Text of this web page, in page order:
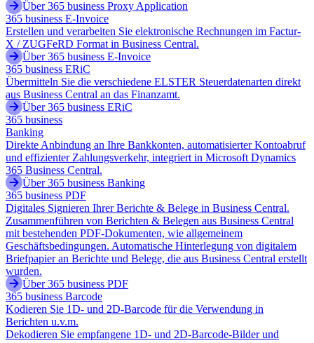
Über 365 business Proxy Application
365 business E-Invoice
Erstellen und verarbeiten Sie elektronische Rechnungen im Factur-
X / ZUGFeRD Format in Business Central.
Über 365 business E-Invoice
365 business ERiC
Übermitteln Sie die verschiedene ELSTER Steuerdatenarten direkt
aus Business Central an das Finanzamt.
Über 365 business ERiC
365 business
Banking
Direkte Anbindung an Ihre Bankkonten, automatisierter Kontoabruf
und effizienter Zahlungsverkehr, integriert in Microsoft Dynamics
365 Business Central.
Über 365 business Banking
365 business PDF
Digitales Signieren Ihrer Berichte & Belege in Business Central.
Zusammenführen von Berichten & Belegen aus Business Central
mit bestehenden PDF-Dokumenten, wie allgemeinem
Geschäftsbedingungen. Automatische Hinterlegung von digitalem
Briefpapier an Berichte und Belege, die aus Business Central erstellt
wurden.
Über 365 business PDF
365 business Barcode
Kodieren Sie 1D- und 2D-Barcode für die Verwendung in
Berichten u.v.m.
Dekodieren Sie empfangene 1D- und 2D-Barcode-Bilder und